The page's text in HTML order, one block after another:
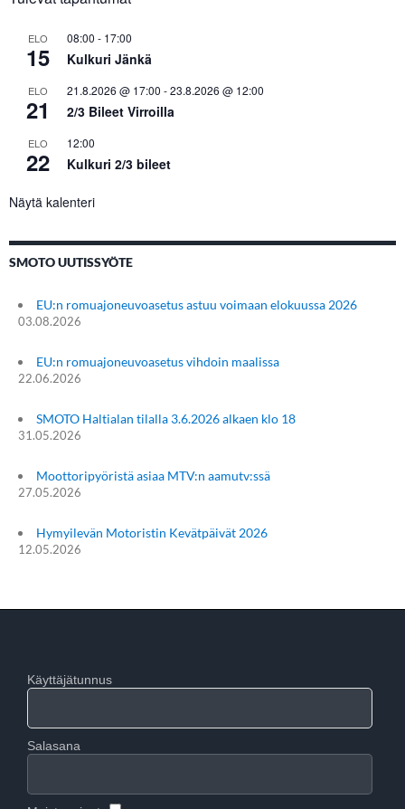
ELO
15
08:00 - 17:00
Kulkuri Jänkä
ELO
21
21.8.2026 @ 17:00 -23.8.2026 @ 12:00
2/3 Bileet Virroilla
ELO
22
12:00
Kulkuri 2/3 bileet
Näytä kalenteri
SMOTO UUTISSYÖTE
EU:n romuajoneuvoasetus astuu voimaan elokuussa 2026
03.08.2026
EU:n romuajoneuvoasetus vihdoin maalissa
22.06.2026
SMOTO Haltialan tilalla 3.6.2026 alkaen klo 18
31.05.2026
Moottoripyöristä asiaa MTV:n aamutv:ssä
27.05.2026
Hymyilevän Motoristin Kevätpäivät 2026
12.05.2026
Käyttäjätunnus
Salasana